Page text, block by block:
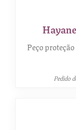
Peço
Pedido